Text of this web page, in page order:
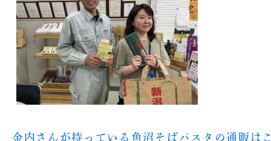
金内さんが持っている魚沼そばパスタの通販は